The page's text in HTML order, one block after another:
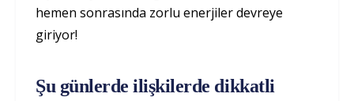
hemen sonrasında zorlu enerjiler devreye
giriyor!
Şu günlerde ilişkilerde dikkatli